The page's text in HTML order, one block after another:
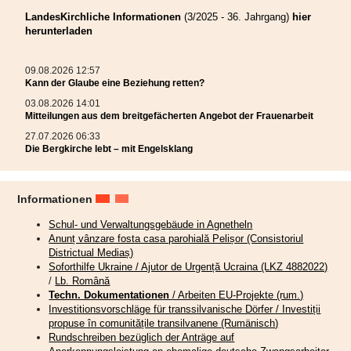
diese Form der erzwungenen Nähe war. Heute ist die Versöhnungskammer
ein beliebtes Ziel für Besucher und ein eindrucksvolles Zeugnis der
Mitteilungen aus dem
breitgefächerten Angebot der
Frauenarbeit
LandesKirchliche Informationen (3/2025 - 36. Jahrgang)hier
herunterladen
09.08.2026 12:57
Kann der Glaube eine Beziehung retten?
03.08.2026 14:01
Mitteilungen aus dem breitgefächerten Angebot der Frauenarbeit
27.07.2026 06:33
Die Bergkirche lebt – mit Engelsklang
Informationen
Schul- und Verwaltungsgebäude in Agnetheln
Anunț vânzare fosta casa parohială Pelișor (Consistoriul
Districtual Mediaș)
Soforthilfe Ukraine / Ajutor de Urgență Ucraina (LKZ 4882022)
/ Lb. Română
Techn. Dokumentationen/ Arbeiten EU-Projekte (rum.)
Investitionsvorschläge für transsilvanische Dörfer / Investiții
propuse în comunitățile transilvanene (Rumänisch)
Rundschreiben bezüglich der Anträge auf